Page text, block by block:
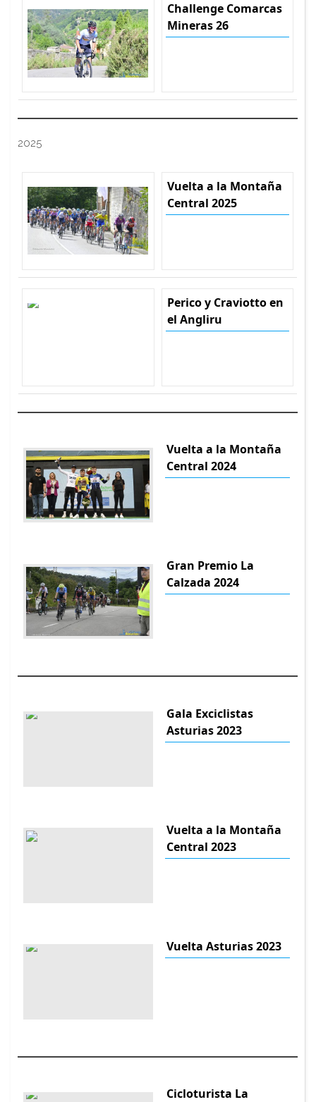
Challenge Comarcas
Mineras 26
2025
Vuelta a la Montaña
Central 2025
Perico y Craviotto en
el Angliru
Vuelta a la Montaña
Central 2024
Gran Premio La
Calzada 2024
Gala Exciclistas
Asturias 2023
Vuelta a la Montaña
Central 2023
Vuelta Asturias 2023
Cicloturista La